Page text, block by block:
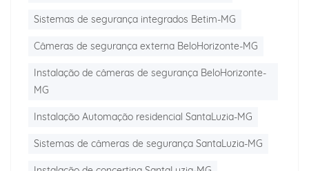
Sistemas de segurança integrados Betim-MG
Câmeras de segurança externa BeloHorizonte-MG
Instalação de câmeras de segurança BeloHorizonte-
MG
Instalação Automação residencial SantaLuzia-MG
Sistemas de câmeras de segurança SantaLuzia-MG